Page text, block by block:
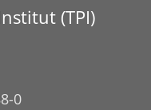
(TPI)
0